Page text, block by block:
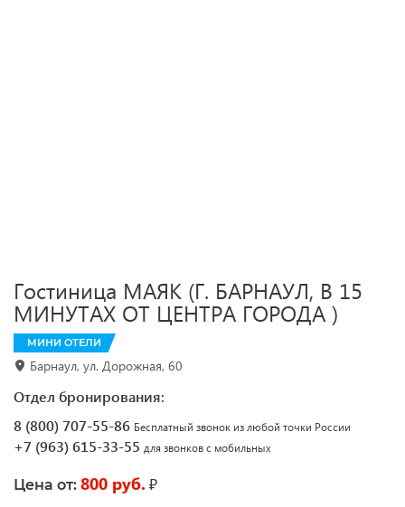
Гостиница МАЯК (Г. БАРНАУЛ, В 15
МИНУТАХ ОТ ЦЕНТРА ГОРОДА )
МИНИ ОТЕЛИ
Барнаул, ул. Дорожная, 60
Отдел бронирования:
8 (800) 707-55-86 Бесплатный звонок из любой точки России
+7 (963) 615-33-55 для звонков с мобильных
Цена от: 800 руб. ₽